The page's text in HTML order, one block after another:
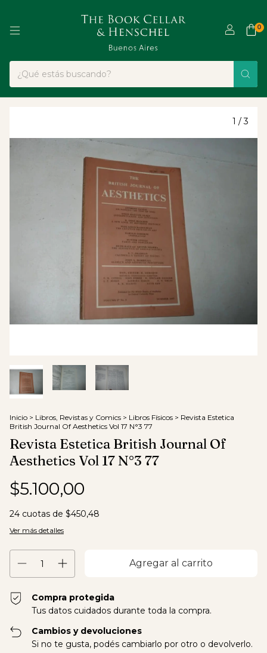
0
1 /3
Inicio > Libros, Revistas y Comics > Libros Físicos > Revista Estetica
British Journal Of Aesthetics Vol 17 N°3 77
Revista Estetica British Journal Of
Aesthetics Vol 17 N°3 77
$5.100,00
24 cuotas de $450,48
Ver más detalles
Compra protegida
Tus datos cuidados durante toda la compra.
Cambios y devoluciones
Si no te gusta, podés cambiarlo por otro o devolverlo.